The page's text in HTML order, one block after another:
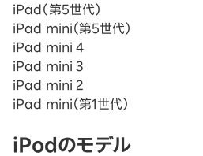
iPad（第5世代）
iPad mini（第5世代）
iPad mini 4
iPad mini 3
iPad mini 2
iPad mini（第1世代）
iPodのモデル